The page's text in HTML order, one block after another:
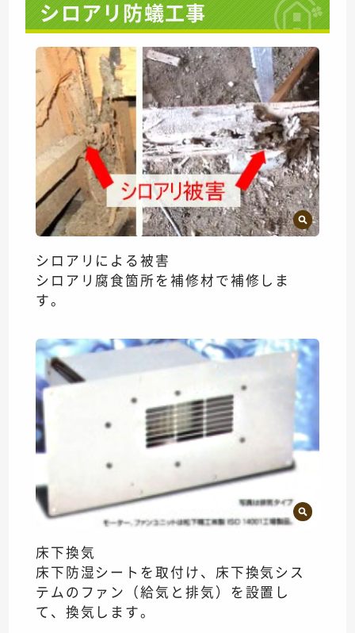
シロアリ防蟻工事
シロアリによる被害
シロアリ腐食箇所を補修材で補修しま
す。
床下換気
床下防湿シートを取付け、床下換気シス
テムのファン（給気と排気）を設置し
て、換気します。